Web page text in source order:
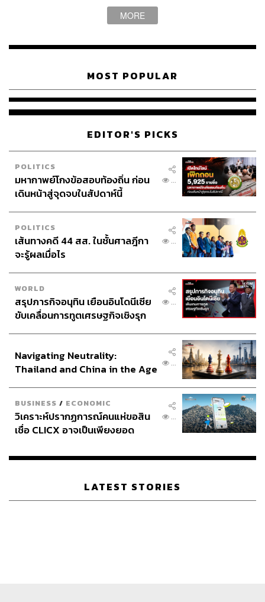
2 กระทำละเมิดขับรถจักรยานยนต์ชนผู้ตายถึงแก่ความตาย
ซึ่งเป็นนิติเหตุอันเป็นความรับผิดเฉพาะตัวของจำเลยที่ 2
ในประเด็นว่าจำเลยทั้งสองต้องรับผิดต่อโจทก์ทั้งสองหรือไม่
เพียงใด เห็นว่าเมื่อข้อเท็จจริงรับฟังได้ดั่งที่วินิจฉัยไว้ข้างต้น
สอง เหตุคดีนี้เกิดจากการกระทำละเมิดของจำเลยที่ 2 โดย
ลำพัง จึงต้องรับผิดต่อโจทก์ทั้งสองเป็นการเฉพาะตัวตาม
ประมวลกฎหมายแพ่งและพาณิชย์ มาตรา 443 บัญญัติให้ผู้
กระทำละเมิดรับผิดใช้ค่าปลงศพรวมถึงค่าใช้จ่ายอันจำเป็น
อย่างอื่นด้วย ในกรณีทำให้เขาถึงตาย ซึ่งการกำหนดค่าเสีย
หายดังกล่าว ศาลจะต้องพิเคราะห์ถึงค่าปลงศพและค่าใช้จ่าย
ตามจารีตประเพณีตามความจำเป็นและเหมาะสม ตลอดจน
ฐานานุรูปของผู้ตายและโจทก์ทั้งสองซึ่งเป็นบิดามารดา
บิลเงินสด หลักฐานการชำระเงิน และภาพถ่ายงานศพซึ่งมี
แขกร่วมงานจำนวนมาก ข้าราชการชั้นผู้ใหญ่ และผู้บริหาร
ระดับประเทศ ค่าปลงศพและค่าใช้จ่ายอันจำเป็นอื่นๆ รวม
เป็นเงินทั้งสิ้น 331,230 บาทนั้นเหมาะสมแล้ว กำหนดให้ตาม
ขอ
ส่วนค่ารักษาพยาบาลก่อนตาย เงินบริจาคมูลนิธิโรงพยาบาล
เจ้าพระยาอภัยภูเบศร และมูลนิธิโรงพยาบาลเด็ก ค่าไอแพด
กระเป๋า รองเท้า และเสื้อผ้าของผู้ตาย ไม่ใช่ค่าปลงศพและค่า
ใช้จ่ายอันจำเป็นอย่างอื่นตามคำขอโจทก์ทั้งสอง จึงไม่
กำหนดให้
สำหรับค่าขาดไร้อุปการะ เห็นว่าตามประมวลกฎหมายแพ่ง
MORE
MOST POPULAR
EDITOR'S PICKS
POLITICS
มหากาพย์โกงข้อสอบท้องถิ่น ก่อน
เดินหน้าสู่จุดจบในสัปดาห์นี้
...
POLITICS
เส้นทางคดี 44 สส. ในชั้นศาลฎีกา
จะรู้ผลเมื่อไร
...
WORLD
สรุปภารกิจอนุทิน เยือนอินโดนีเซีย
ขับเคลื่อนการทูตเศรษฐกิจเชิงรุก
...
Navigating Neutrality:
Thailand and China in the Age
...
BUSINESS / ECONOMIC
วิเคราะห์ปรากฏการณ์คนแห่ขอสิน
เชื่อ CLICX อาจเป็นเพียงยอด
เรือนไทยที่ถูกซุกไว้
...
LATEST STORIES